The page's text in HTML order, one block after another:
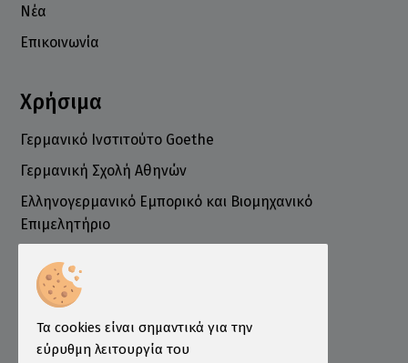
Νέα
Επικοινωνία
Χρήσιμα
Γερμανικό Ινστιτούτο Goethe
Γερμανική Σχολή Αθηνών
Ελληνογερμανικό Εμπορικό και Βιομηχανικό
Επιμελητήριο
Πληροφορίες
Τρόποι Πληρωμής
Τα cookies είναι σημαντικά για την
εύρυθμη λειτουργία του